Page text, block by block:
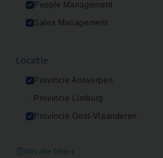
People Management
Sales Management
Provincie Antwerpen
Provincie Limburg
Provincie Oost-Vlaanderen
Wis alle filters